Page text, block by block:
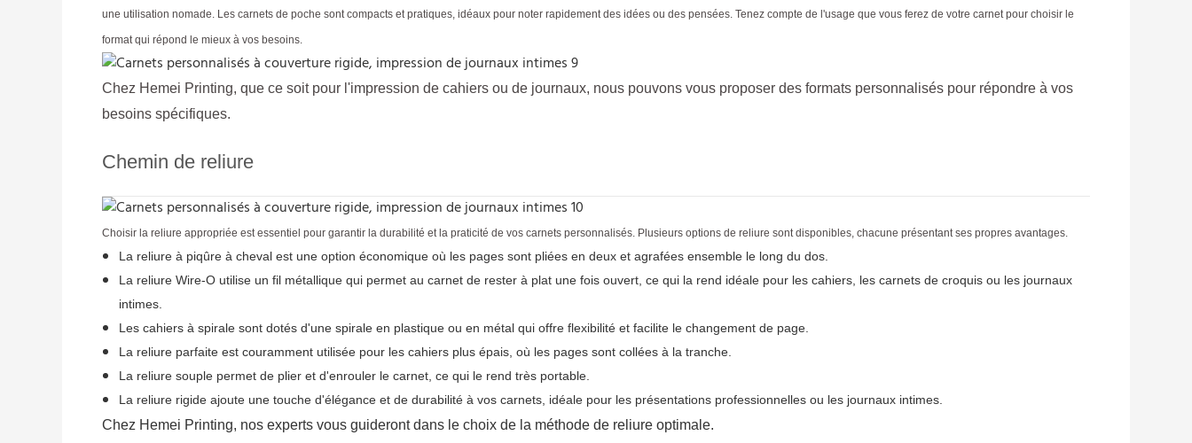
une utilisation nomade. Les carnets de poche sont compacts et pratiques, idéaux pour noter rapidement des idées ou des pensées. Tenez compte de l'usage que vous ferez de votre carnet pour choisir le
format qui répond le mieux à vos besoins.
Chez Hemei Printing, que ce soit pour l'impression de cahiers ou de journaux, nous pouvons vous proposer des formats personnalisés pour répondre à vos
besoins spécifiques.
Chemin de reliure
Choisir la reliure appropriée est essentiel pour garantir la durabilité et la praticité de vos carnets personnalisés. Plusieurs options de reliure sont disponibles, chacune présentant ses propres avantages.
La reliure à piqûre à cheval est une option économique où les pages sont pliées en deux et agrafées ensemble le long du dos.
La reliure Wire-O utilise un fil métallique qui permet au carnet de rester à plat une fois ouvert, ce qui la rend idéale pour les cahiers, les carnets de croquis ou les journaux
intimes.
Les cahiers à spirale sont dotés d'une spirale en plastique ou en métal qui offre flexibilité et facilite le changement de page.
La reliure parfaite est couramment utilisée pour les cahiers plus épais, où les pages sont collées à la tranche.
La reliure souple permet de plier et d'enrouler le carnet, ce qui le rend très portable.
La reliure rigide ajoute une touche d'élégance et de durabilité à vos carnets, idéale pour les présentations professionnelles ou les journaux intimes.
Chez Hemei Printing, nos experts vous guideront dans le choix de la méthode de reliure optimale.